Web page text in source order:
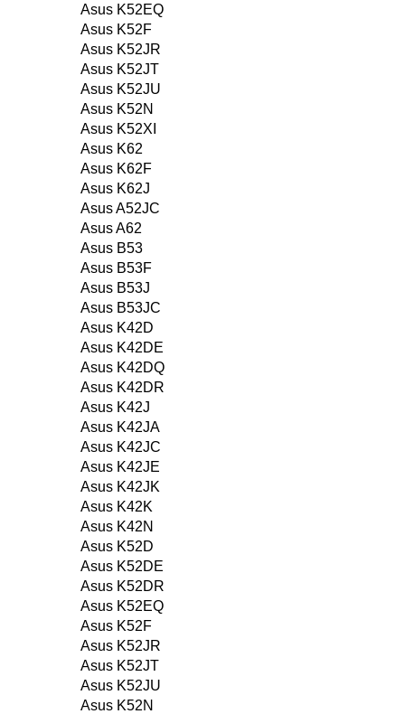
Asus K52EQ
Asus K52F
Asus K52JR
Asus K52JT
Asus K52JU
Asus K52N
Asus K52XI
Asus K62
Asus K62F
Asus K62J
Asus A52JC
Asus A62
Asus B53
Asus B53F
Asus B53J
Asus B53JC
Asus K42D
Asus K42DE
Asus K42DQ
Asus K42DR
Asus K42J
Asus K42JA
Asus K42JC
Asus K42JE
Asus K42JK
Asus K42K
Asus K42N
Asus K52D
Asus K52DE
Asus K52DR
Asus K52EQ
Asus K52F
Asus K52JR
Asus K52JT
Asus K52JU
Asus K52N